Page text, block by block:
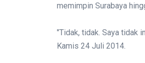
memimpin Surabaya
"Tidak, tidak. Saya tidak
Kamis 24 Juli 2014.